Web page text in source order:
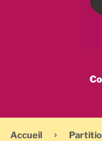
Accueil ›